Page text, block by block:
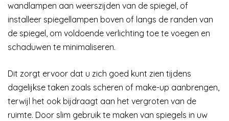
wandlampen aan weerszijden van de spiegel, of
installeer spiegellampen boven of langs de randen van
de spiegel, om voldoende verlichting toe te voegen en
schaduwen te minimaliseren.
Dit zorgt ervoor dat u zich goed kunt zien tijdens
dagelijkse taken zoals scheren of make-up aanbrengen,
terwijl het ook bijdraagt aan het vergroten van de
ruimte. Door slim gebruik te maken van spiegels in uw